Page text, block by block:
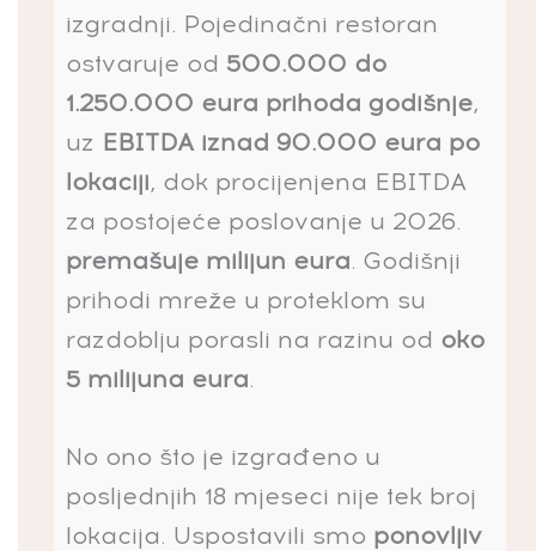
izgradnji. Pojedinačni restoran
ostvaruje od 500.000 do
1.250.000 eura prihoda godišnje,
uz EBITDA iznad 90.000 eura po
lokaciji, dok procijenjena EBITDA
za postojeće poslovanje u 2026.
premašuje milijun eura. Godišnji
prihodi mreže u proteklom su
razdoblju porasli na razinu od oko
5 milijuna eura.
No ono što je izgrađeno u
posljednjih 18 mjeseci nije tek broj
lokacija. Uspostavili smo ponovljiv